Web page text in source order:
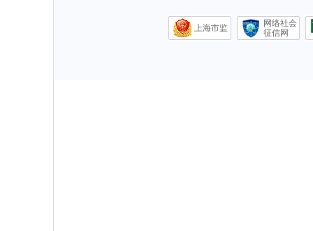
上海市监
网络社会
征信网